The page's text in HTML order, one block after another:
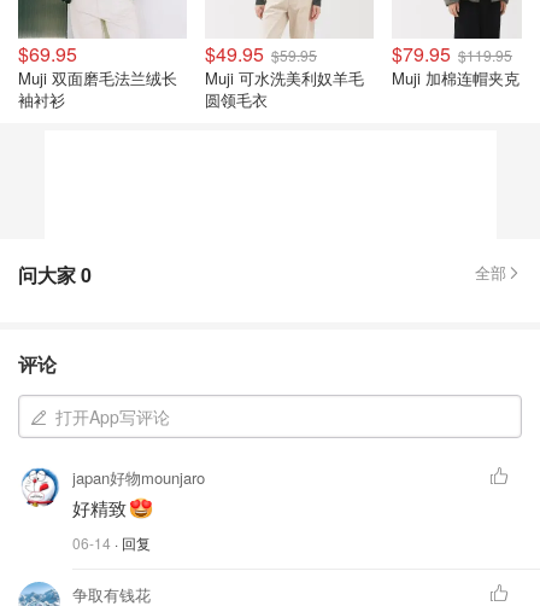
$69.95
Muji 双面磨毛法兰绒长
袖衬衫
$49.95 $59.95
Muji 可水洗美利奴羊毛
圆领毛衣
$79.95 $119.95
Muji 加棉连帽夹克
问大家0 全部
评论
打开App写评论
japan好物mounjaro
好精致
06-14 · 回复
争取有钱花